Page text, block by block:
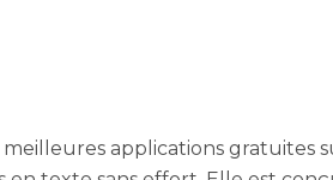
applications gratuites